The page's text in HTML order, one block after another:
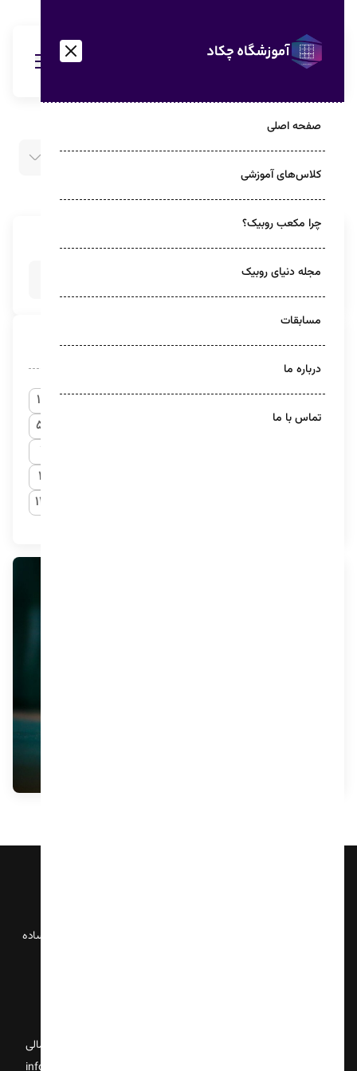
صفحه اصلی
کلاس‌های آموزشی
چرا مکعب روبیک؟
مجله دنیای روبیک
مسابقات
درباره ما
تماس با ما
برچسب:متد سرعتی حل
روبیک
جستجو
دسته بندی‌ها
آموزشی
10
اخبار
51
1
2
13
آکادمی چکاد، اولین مرکز تخصصی آموزش روبیک در ایران با جدیدترین و ساده
تهران ، سهروردی شمالی